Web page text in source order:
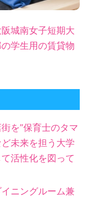
城南女子短期大
学生用の賃貸物
を”保育士のタマ
ど未来を担う大学
活性化を図って
ニングルーム兼